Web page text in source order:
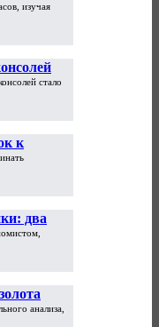
и
изучая
стало
к
два
анализа,